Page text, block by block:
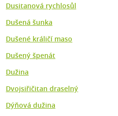
Dusitanová rychlosůl
Dušená šunka
Dušené králičí maso
Dušený špenát
Dužina
Dvojsiřičitan draselný
Dýňová dužina